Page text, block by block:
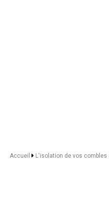
Accueil L'isolation de vos combles